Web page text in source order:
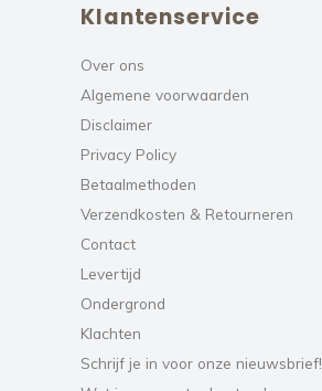
Klantenservice
Over ons
Algemene voorwaarden
Disclaimer
Privacy Policy
Betaalmethoden
Verzendkosten & Retourneren
Contact
Levertijd
Ondergrond
Klachten
Schrijf je in voor onze nieuwsbrief!